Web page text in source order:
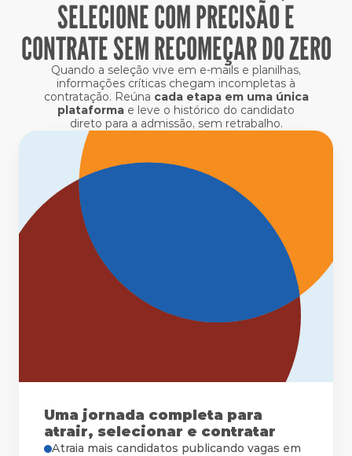
SELECIONE COM PRECISÃO E
CONTRATE SEM RECOMEÇAR DO ZERO
Quando a seleção vive em e-mails e planilhas,
informações críticas chegam incompletas à
contratação. Reúna cada etapa em uma única
plataforma e leve o histórico do candidato
direto para a admissão, sem retrabalho.
Uma jornada completa para
atrair, selecionar e contratar
Atraia mais candidatos publicando vagas em